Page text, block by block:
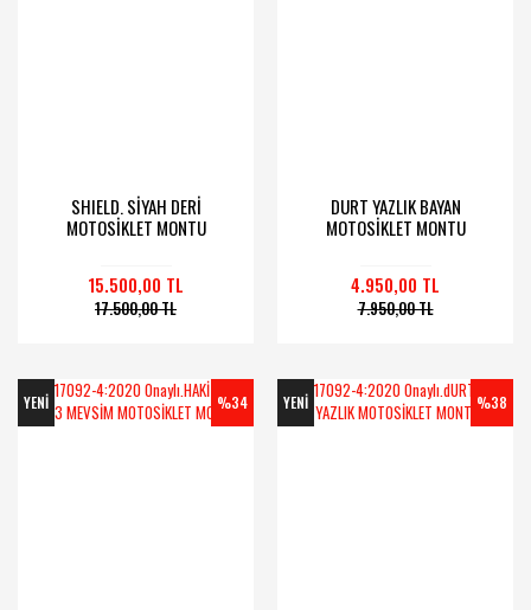
SHIELD. SİYAH DERİ
MOTOSİKLET MONTU
15.500,00 TL
17.500,00 TL
DURT YAZLIK BAYAN
MOTOSİKLET MONTU
4.950,00 TL
7.950,00 TL
YENİ %34 YENİ %38